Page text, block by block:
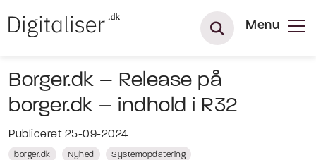
Menu
Borger.dk – Release på
borger.dk – indhold i R32
Publiceret 25-09-2024
borger.dk Nyhed Systemopdatering